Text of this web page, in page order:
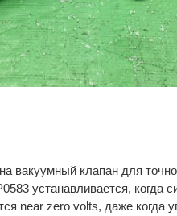
вакуумный клапан для
устанавливается, когда
near zero volts, даже когда